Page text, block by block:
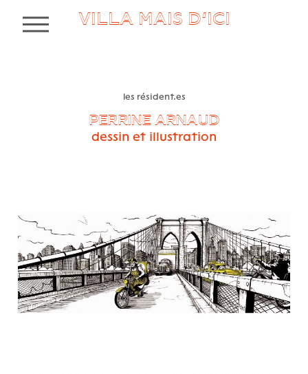
VILLA MAIS D’ICI
MENU
les résident.es
PERRINE ARNAUD
dessin et illustration